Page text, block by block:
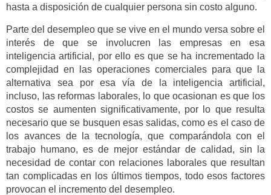
hasta a disposición de cualquier persona sin costo alguno.
Parte del desempleo que se vive en el mundo versa sobre el
interés de que se involucren las empresas en esa
inteligencia artificial, por ello es que se ha incrementado la
complejidad en las operaciones comerciales para que la
alternativa sea por esa vía de la inteligencia artificial,
incluso, las reformas laborales, lo que ocasionan es que los
costos se aumenten significativamente, por lo que resulta
necesario que se busquen esas salidas, como es el caso de
los avances de la tecnología, que comparándola con el
trabajo humano, es de mejor estándar de calidad, sin la
necesidad de contar con relaciones laborales que resultan
tan complicadas en los últimos tiempos, todo esos factores
provocan el incremento del desempleo.